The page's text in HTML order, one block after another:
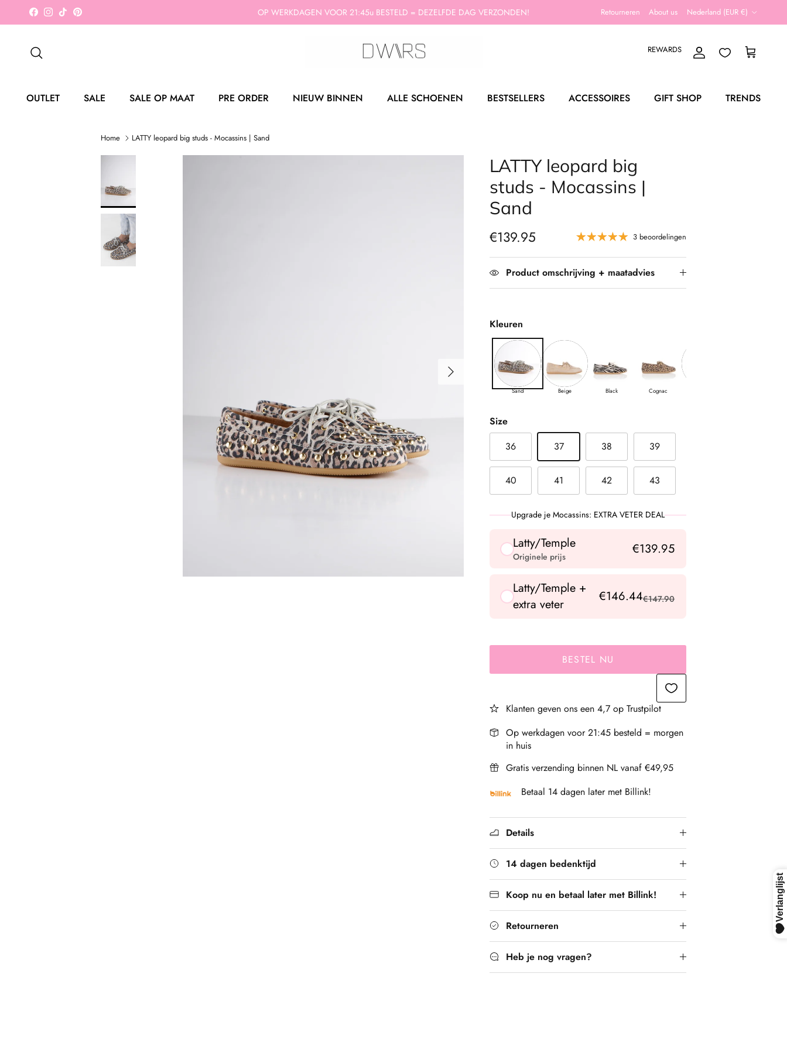
Ga naar inhoud
Facebook
Instagram
TikTokPinterest OP WERKDAGEN VOOR 21:45u BESTELD = DEZELFDE DAG VERZONDEN! Retourneren About us
Land/Regio
Nederland (EUR €)
REWARDS
Account Winkelwagen
OUTLET SALE SALE OP MAAT PRE ORDER NIEUW BINNEN ALLE SCHOENEN BESTSELLERS ACCESSOIRES GIFT SHOP TRENDS
Home LATTY leopard big studs - Mocassins | Sand
Volgende
LATTY leopard big
studs - Mocassins |
Sand
€139.95 3 beoordelingen
Product omschrijving + maatadvies
Kleuren
Beige Black Cognac
Sand
Size
36
37 38 39
40 41 42 43
Upgrade je Mocassins: EXTRA VETER DEAL
Latty/Temple
Originele prijs €139.95
Latty/Temple +
extra veter
€146.44€147.90
BESTEL NU
Klanten geven ons een 4,7 op Trustpilot
Op werkdagen voor 21:45 besteld = morgen
in huis
Gratis verzending binnen NL vanaf €49,95
Betaal 14 dagen later met Billink!
Details
14 dagen bedenktijd
Koop nu en betaal later met Billink!
Retourneren
Heb je nog vragen?